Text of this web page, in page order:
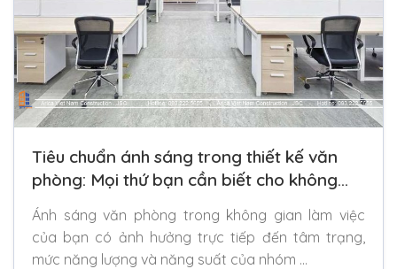
Tiêu chuẩn ánh sáng trong thiết kế văn
phòng: Mọi thứ bạn cần biết cho không
gian văn phòng của mình
Ánh sáng văn phòng trong không gian làm việc
của bạn có ảnh hưởng trực tiếp đến tâm trạng,
mức năng lượng và năng suất của nhóm …